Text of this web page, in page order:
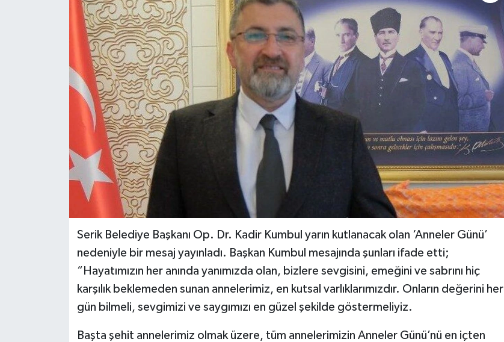
Serik Belediye Başkanı Op. Dr. Kadir Kumbul yarın kutlanacak olan ‘Anneler Günü’
nedeniyle bir mesaj yayınladı. Başkan Kumbul mesajında şunları ifade etti;
“Hayatımızın her anında yanımızda olan, bizlere sevgisini, emeğini ve sabrını hiç
karşılık beklemeden sunan annelerimiz, en kutsal varlıklarımızdır. Onların değerini her
gün bilmeli, sevgimizi ve saygımızı en güzel şekilde göstermeliyiz.
Başta şehit annelerimiz olmak üzere, tüm annelerimizin Anneler Günü’nü en içten